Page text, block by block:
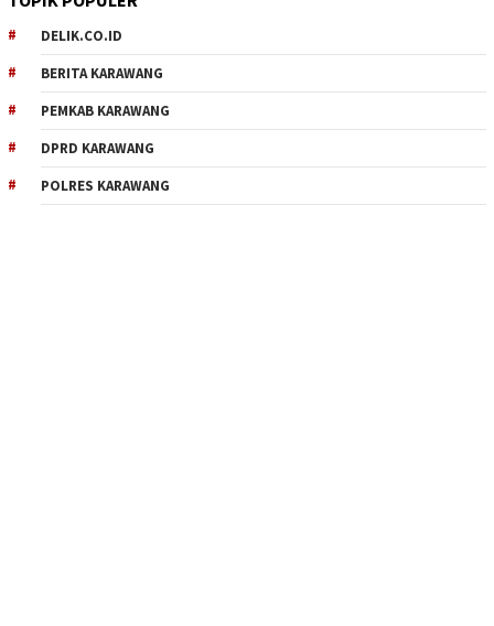
DELIK.CO.ID
BERITA KARAWANG
PEMKAB KARAWANG
DPRD KARAWANG
POLRES KARAWANG